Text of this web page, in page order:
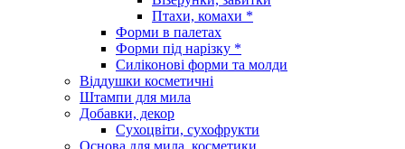
Птахи, комахи *
Форми в палетах
Форми під нарізку *
Силіконові форми та молди
Віддушки косметичні
Штампи для мила
Добавки, декор
Сухоцвіти, сухофрукти
Основа для мила, косметики